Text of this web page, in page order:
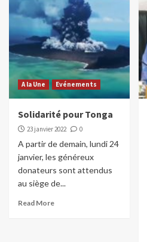
A la Une Evénements
Solidarité pour Tonga
23 janvier 2022 0
A partir de demain, lundi 24
janvier, les généreux
donateurs sont attendus
au siège de...
Read More